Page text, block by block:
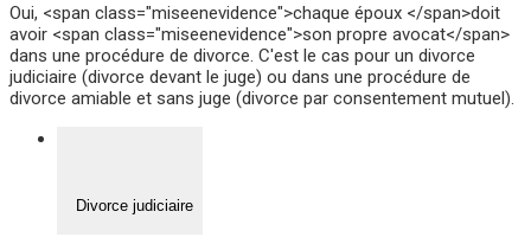
Oui, <span class="miseenevidence">chaque époux </span>doit
avoir <span class="miseenevidence">son propre avocat</span>
dans une procédure de divorce. C'est le cas pour un divorce
judiciaire (divorce devant le juge) ou dans une procédure de
divorce amiable et sans juge (divorce par consentement mutuel).
Divorce judiciaire